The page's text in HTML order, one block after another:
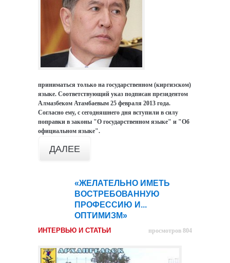
приниматься только на государственном (киргизском)
языке. Соответствующий указ подписан президентом
Алмазбеком Атамбаевым 25 февраля 2013 года.
Согласно ему, с сегодняшнего дня вступили в силу
поправки в законы "О государственном языке" и "Об
официальном языке".
ДАЛЕЕ
«ЖЕЛАТЕЛЬНО ИМЕТЬ
ВОСТРЕБОВАННУЮ
ПРОФЕССИЮ И...
ОПТИМИЗМ»
ИНТЕРВЬЮ И СТАТЬИ просмотров 804